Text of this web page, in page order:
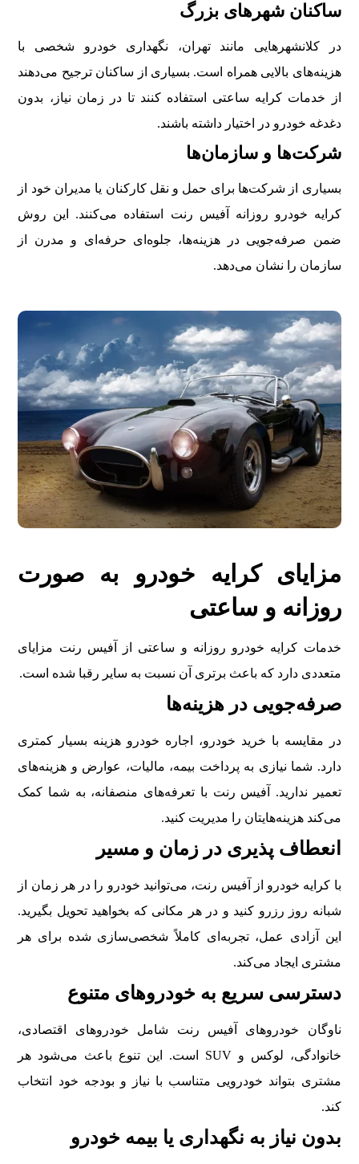
ساکنان شهرهای بزرگ
در کلانشهرهایی مانند تهران، نگهداری خودرو شخصی با
هزینه‌های بالایی همراه است. بسیاری از ساکنان ترجیح می‌دهند
از خدمات کرایه ساعتی استفاده کنند تا در زمان نیاز، بدون
دغدغه خودرو در اختیار داشته باشند.
شرکت‌ها و سازمان‌ها
بسیاری از شرکت‌ها برای حمل و نقل کارکنان یا مدیران خود از
کرایه خودرو روزانه آفیس رنت استفاده می‌کنند. این روش
ضمن صرفه‌جویی در هزینه‌ها، جلوه‌ای حرفه‌ای و مدرن از
سازمان را نشان می‌دهد.
مزایای کرایه خودرو به صورت
روزانه و ساعتی
خدمات کرایه خودرو روزانه و ساعتی از آفیس رنت مزایای
متعددی دارد که باعث برتری آن نسبت به سایر رقبا شده است.
صرفه‌جویی در هزینه‌ها
در مقایسه با خرید خودرو، اجاره خودرو هزینه بسیار کمتری
دارد. شما نیازی به پرداخت بیمه، مالیات، عوارض و هزینه‌های
تعمیر ندارید. آفیس رنت با تعرفه‌های منصفانه، به شما کمک
می‌کند هزینه‌هایتان را مدیریت کنید.
انعطاف پذیری در زمان و مسیر
با کرایه خودرو از آفیس رنت، می‌توانید خودرو را در هر زمان از
شبانه روز رزرو کنید و در هر مکانی که بخواهید تحویل بگیرید.
این آزادی عمل، تجربه‌ای کاملاً شخصی‌سازی شده برای هر
مشتری ایجاد می‌کند.
دسترسی سریع به خودروهای متنوع
ناوگان خودروهای آفیس رنت شامل خودروهای اقتصادی،
خانوادگی، لوکس و SUV است. این تنوع باعث می‌شود هر
مشتری بتواند خودرویی متناسب با نیاز و بودجه خود انتخاب
کند.
بدون نیاز به نگهداری یا بیمه خودرو